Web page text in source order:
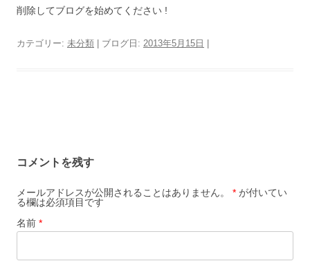
削除してブログを始めてください !
カテゴリー: 未分類 | ブログ日: 2013年5月15日
コメントを残す
メールアドレスが公開されることはありません。 * が付いてい
る欄は必須項目です
名前 *